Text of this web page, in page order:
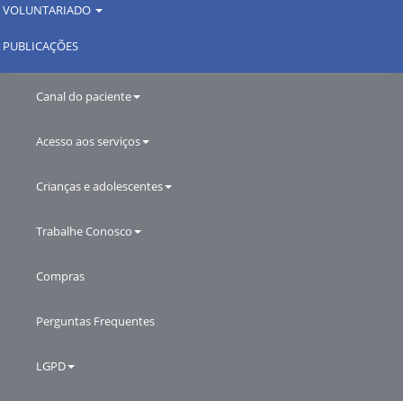
VOLUNTARIADO
PUBLICAÇÕES
Canal do paciente
Acesso aos serviços
Crianças e adolescentes
Trabalhe Conosco
Compras
Perguntas Frequentes
LGPD